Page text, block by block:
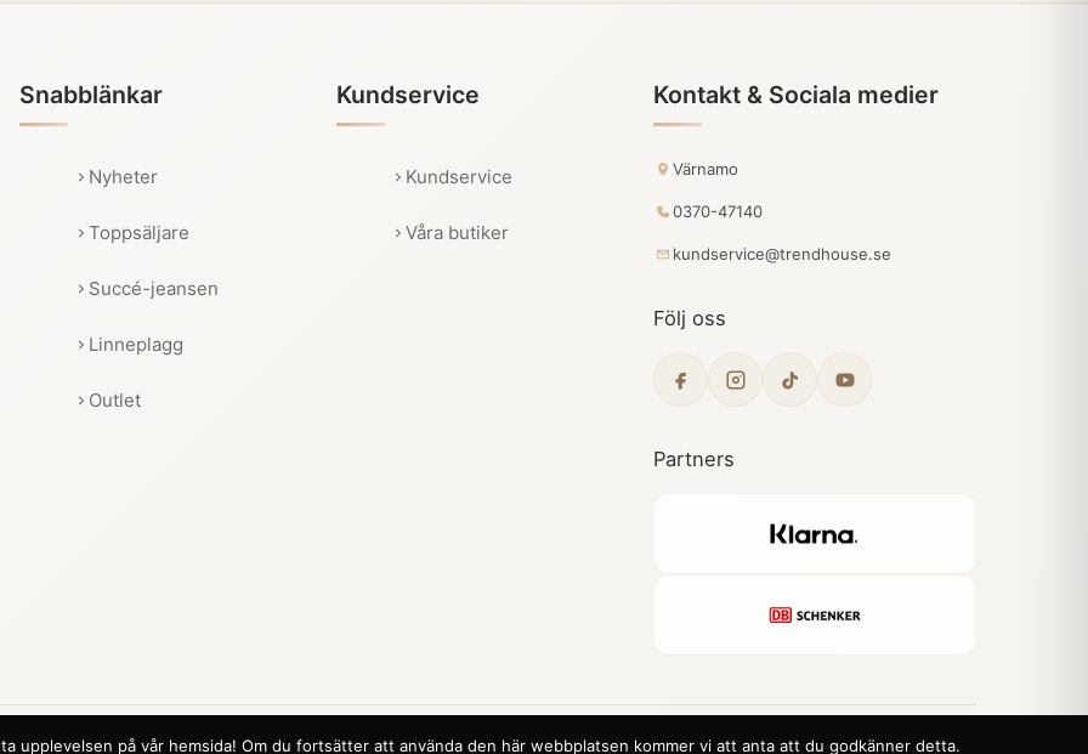
Snabblänkar
Nyheter
Toppsäljare
Succé-jeansen
Linneplagg
Outlet
Kundservice
Kundservice
Våra butiker
Kontakt & Sociala medier
Värnamo
0370-47140
kundservice@trendhouse.se
Följ oss
Partners
upplevelsen på vår hemsida! Om du fortsätter att använda den här webbplatsen kommer vi att anta att du godkänner detta.